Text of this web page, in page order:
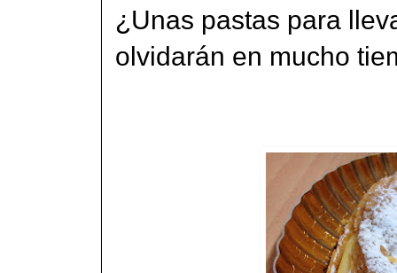
¿Unas pastas para
olvidarán en mucho